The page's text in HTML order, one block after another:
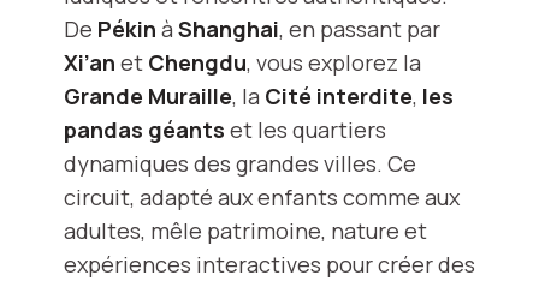
De Pékin à Shanghai, en passant par
Xi’an et Chengdu, vous explorez la
Grande Muraille, la Cité interdite, les
pandas géants et les quartiers
dynamiques des grandes villes. Ce
circuit, adapté aux enfants comme aux
adultes, mêle patrimoine, nature et
expériences interactives pour créer des